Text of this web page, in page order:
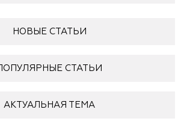
НОВЫЕ СТАТЬИ
ПОПУЛЯРНЫЕ СТАТЬИ
АКТУАЛЬНАЯ ТЕМА